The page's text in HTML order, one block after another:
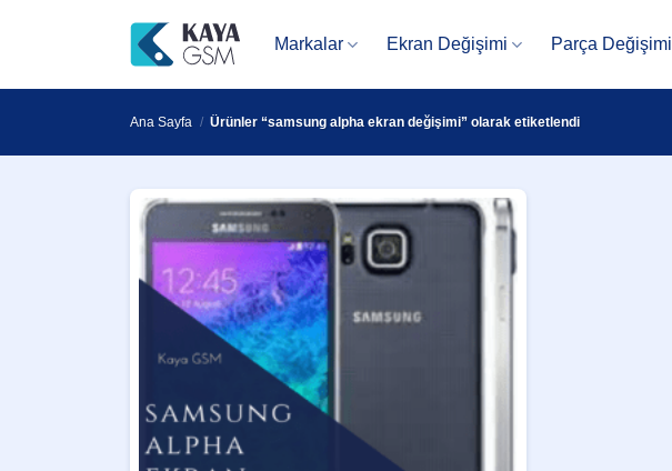
Markalar Ekran Değişimi Parça Değişimi
Ana Sayfa / Ürünler “samsung alpha ekran değişimi” olarak etiketlendi